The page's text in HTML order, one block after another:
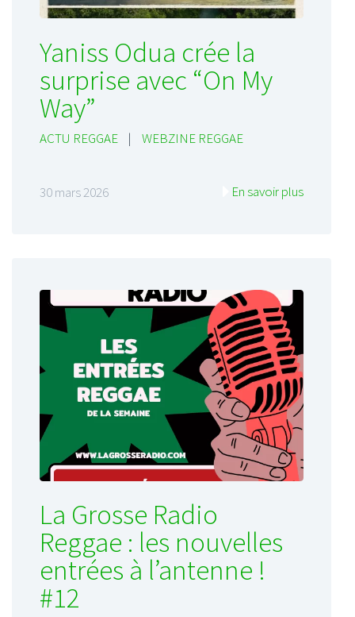
Yaniss Odua crée la
surprise avec “On My
Way”
ACTU REGGAE | WEBZINE REGGAE
30 mars 2026 En savoir plus
La Grosse Radio
Reggae : les nouvelles
entrées à l’antenne !
#12